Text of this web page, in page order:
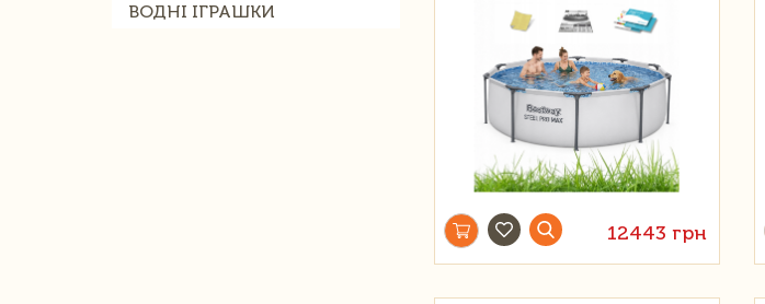
ВОДНІ ІГРАШКИ
12443 грн